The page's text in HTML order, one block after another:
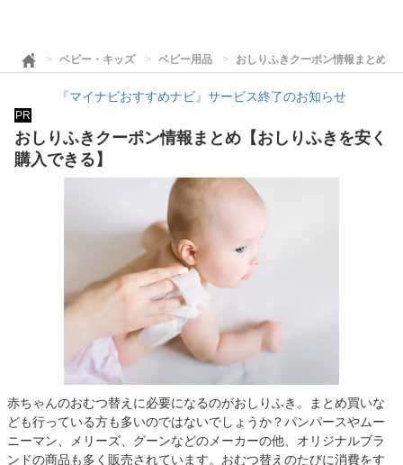
ベビー・キッズ ベビー用品 おしりふきクーポン情報まとめ
『マイナビおすすめナビ』サービス終了のお知らせ
PR
おしりふきクーポン情報まとめ【おしりふきを安く
購入できる】
赤ちゃんのおむつ替えに必要になるのがおしりふき。まとめ買いな
ども行っている方も多いのではないでしょうか？パンパースやムー
ニーマン、メリーズ、グーンなどのメーカーの他、オリジナルブラ
ンドの商品も多く販売されています。おむつ替えのたびに消費をす